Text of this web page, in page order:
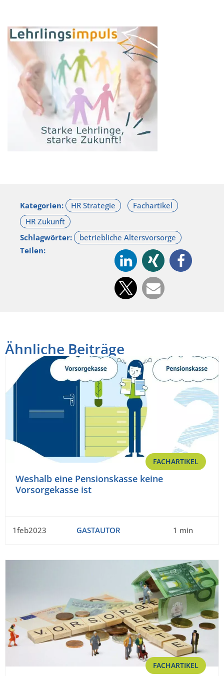
Kategorien:
Schlagwörter:
Teilen:
Ähnliche Beiträge
FACHARTIKEL
Weshalb eine Pensionskasse keine
Vorsorgekasse ist
1feb2023 GASTAUTOR 1 min
FACHARTIKEL